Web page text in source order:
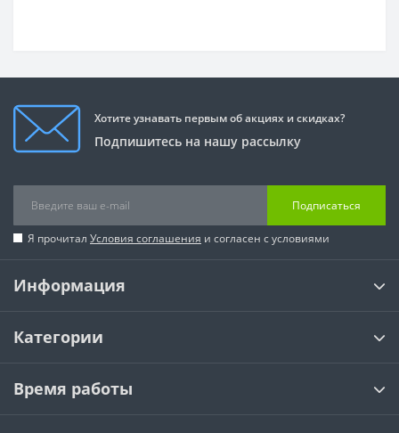
Хотите узнавать первым об акциях и скидках?
Подпишитесь на нашу рассылку
Подписаться
Я прочитал Условия соглашения и согласен с условиями
Информация
Категории
Время работы